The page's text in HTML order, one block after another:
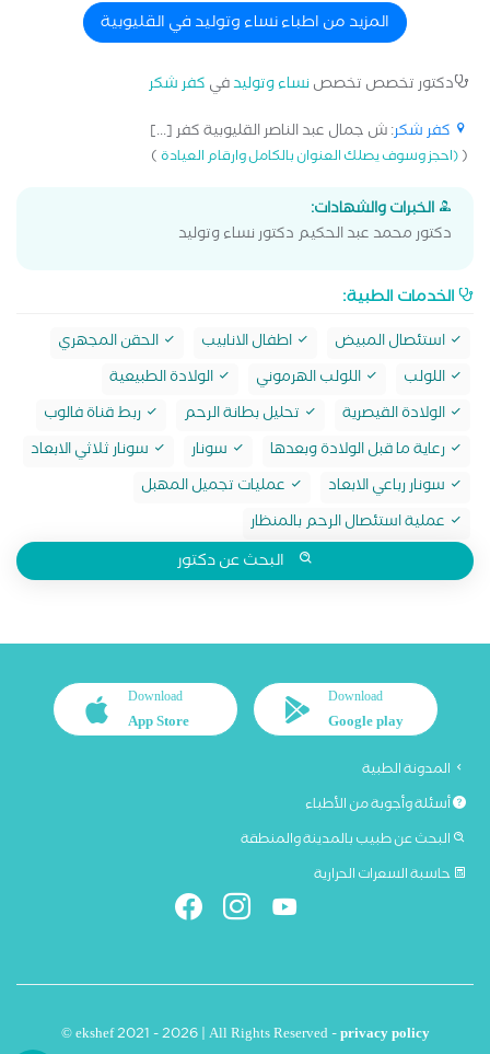
المزيد من اطباء نساء وتوليد في القليوبية
دكتور تخصص تخصصنساء وتوليدفي كفر شكر
كفر شكر: ش جمال عبد الناصر القليوبية كفر [...]
((احجز وسوف يصلك العنوان بالكامل وارقام العيادة)
الخبرات والشهادات:
دكتور محمد عبد الحكيم دكتور نساء وتوليد
الخدمات الطبية:
استئصال المبيض اطفال الانابيب
الحقن المجهري
اللولب
اللولب الهرموني
الولادة الطبيعية
الولادة القيصرية
تحليل بطانة الرحم
ربط قناة فالوب
رعاية ما قبل الولادة وبعدها
سونار
سونار ثلاثي الابعاد
سونار رباعي الابعاد
عمليات تجميل المهبل
عملية استئصال الرحم بالمنظار
البحث عن دكتور
Download
Google play
Download
App Store
المدونة الطبية
أسئلة وأجوبة من الأطباء
البحث عن طبيب بالمدينة والمنطقة
حاسبة السعرات الحرارية
© ekshef 2021 - 2026 | All Rights Reserved -privacy policy